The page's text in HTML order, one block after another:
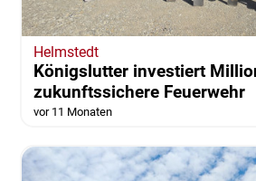
Helmstedt
Königslutter investiert
zukunftssichere Feuerwehr
vor 11 Monaten